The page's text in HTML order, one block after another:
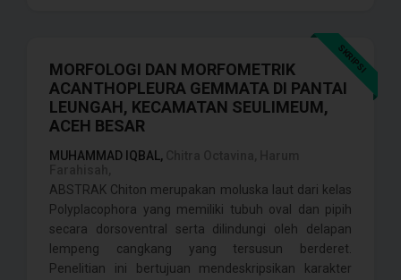
SKRIPSI
MORFOLOGI DAN MORFOMETRIK
ACANTHOPLEURA GEMMATA DI PANTAI
LEUNGAH, KECAMATAN SEULIMEUM,
ACEH BESAR
MUHAMMAD IQBAL,
ABSTRAK Chiton merupakan moluska laut dari kelas
Polyplacophora yang memiliki tubuh oval dan pipih
secara dorsoventral serta dilindungi oleh delapan
lempeng cangkang yang tersusun berderet.
Penelitian ini bertujuan mendeskripsikan karakter